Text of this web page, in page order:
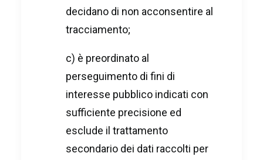
decidano di non acconsentire al
tracciamento;
c) è preordinato al
perseguimento di fini di
interesse pubblico indicati con
sufficiente precisione ed
esclude il trattamento
secondario dei dati raccolti per